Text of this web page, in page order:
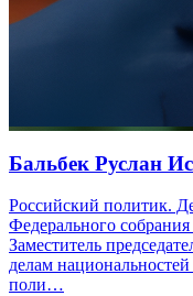
Бальбек Руслан
Российский политик.
Федерального
Заместитель
делам
поли…